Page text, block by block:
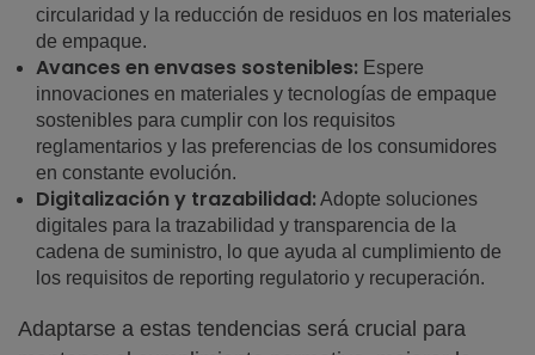
circularidad y la reducción de residuos en los materiales
de empaque.
Avances en envases sostenibles: Espere
innovaciones en materiales y tecnologías de empaque
sostenibles para cumplir con los requisitos
reglamentarios y las preferencias de los consumidores
en constante evolución.
Digitalización y trazabilidad:Adopte soluciones
digitales para la trazabilidad y transparencia de la
cadena de suministro, lo que ayuda al cumplimiento de
los requisitos de reporting regulatorio y recuperación.
Adaptarse a estas tendencias será crucial para